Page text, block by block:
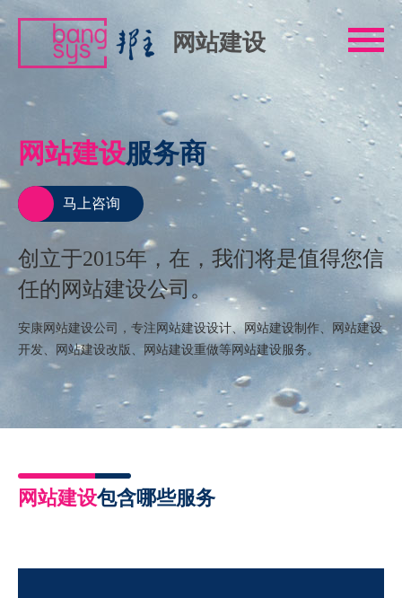
网站建设
网站建设服务商
马上咨询
创立于2015年，在，我们将是值得您信
任的网站建设公司。
安康网站建设公司，专注网站建设设计、网站建设制作、网站建设
开发、网站建设改版、网站建设重做等网站建设服务。
网站建设包含哪些服务